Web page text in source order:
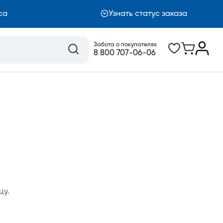
Узнать статус заказа
Забота о покупателях
8 800 707-06-06